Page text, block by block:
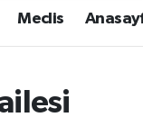
Meclis